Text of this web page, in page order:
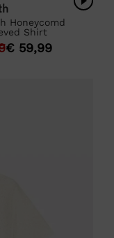
Honeycomd
Shirt
€ 59,99